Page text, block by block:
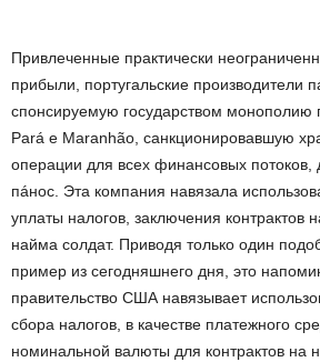
Привлеченные практически
прибыли, португальские производители
спонсируемую государством монополию
Pará e Maranhão, санкционировавшую
операции для всех финансовых
пáнос. Эта компания навязала
уплаты налогов, заключения контрактов
найма солдат. Приводя только один
пример из сегодняшнего дня, это
правительство США навязывает
сбора налогов, в качестве платежного
номинальной валюты для контрактов на